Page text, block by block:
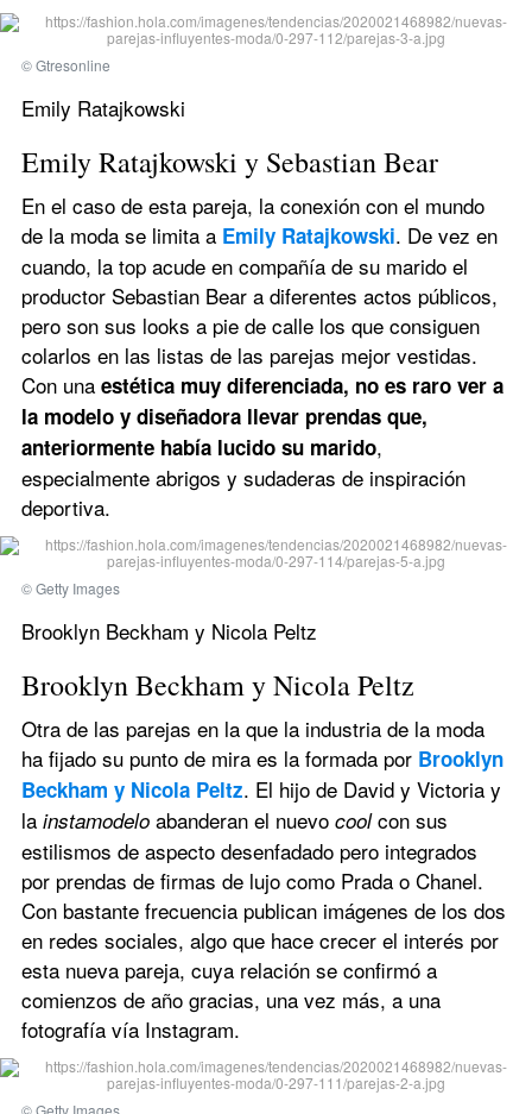
© Gtresonline
Emily Ratajkowski
Emily Ratajkowski y Sebastian Bear
En el caso de esta pareja, la conexión con el mundo
de la moda se limita a Emily Ratajkowski. De vez en
cuando, la top acude en compañía de su marido el
productor Sebastian Bear a diferentes actos públicos,
pero son sus looks a pie de calle los que consiguen
colarlos en las listas de las parejas mejor vestidas.
Con una estética muy diferenciada, no es raro ver a
la modelo y diseñadora llevar prendas que,
anteriormente había lucido su marido,
especialmente abrigos y sudaderas de inspiración
deportiva.
© Getty Images
Brooklyn Beckham y Nicola Peltz
Brooklyn Beckham y Nicola Peltz
Otra de las parejas en la que la industria de la moda
ha fijado su punto de mira es la formada por Brooklyn
Beckham y Nicola Peltz. El hijo de David y Victoria y
la instamodelo abanderan el nuevo cool con sus
estilismos de aspecto desenfadado pero integrados
por prendas de firmas de lujo como Prada o Chanel.
Con bastante frecuencia publican imágenes de los dos
en redes sociales, algo que hace crecer el interés por
esta nueva pareja, cuya relación se confirmó a
comienzos de año gracias, una vez más, a una
fotografía vía Instagram.
© Getty Images